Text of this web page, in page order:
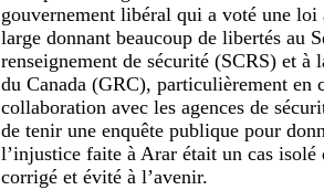
gouvernement libéral qui a voté une
large donnant beaucoup de libertés au
renseignement de sécurité (SCRS) et à
du Canada (GRC), particulièrement en
collaboration avec les agences de
de tenir une enquête publique pour
l’injustice faite à Arar était un cas
corrigé et évité à l’avenir.